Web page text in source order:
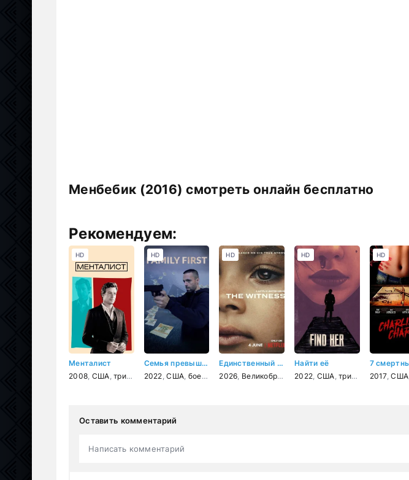
Менбебик (2016) смотреть онлайн бесплатно
Рекомендуем:
Менталист
2008 США ,триллер ,детектив, драма криминал
HD
Семья превыше всего
2022 ,США боевик драма ,криминал
HD
Единственный свидетель
2026 Великобритания ,США,драма, криминал
HD
Найти её
2022 США ,триллер ,детектив
HD
2017,США
HD
Оставить комментарий
Написать комментарий